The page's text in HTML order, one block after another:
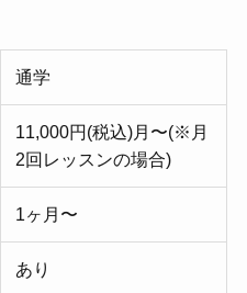
通学
11,000円(税込)月〜(※月
2回レッスンの場合)
1ヶ月〜
あり